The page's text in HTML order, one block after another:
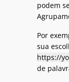
podem
Por
sua
https://
de